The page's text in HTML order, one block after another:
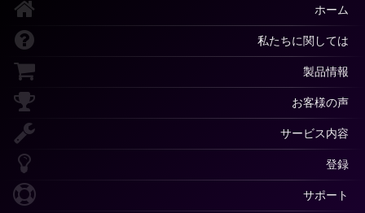
ホーム
私たちに関しては
製品情報
お客様の声
サービス内容
登録
サポート